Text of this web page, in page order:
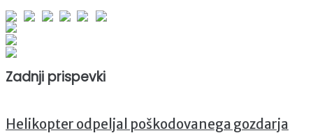
Zadnji prispevki
Helikopter odpeljal poškodovanega gozdarja